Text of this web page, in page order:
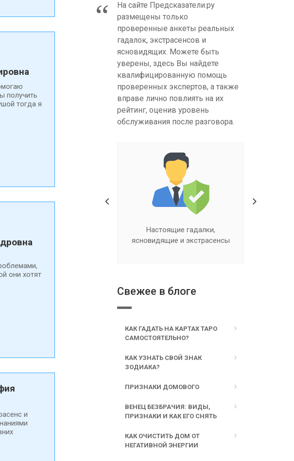
получить
тогда я
они хотят
и
На сайте Предсказатели.ру
размещены только
проверенные анкеты реальных
гадалок, экстрасенсов и
ясновидящих. Можете быть
уверены, здесь Вы найдете
квалифицированную помощь
проверенных экспертов, а также
вправе лично повлиять на их
рейтинг, оценив уровень
обслуживания после разговора.
Настоящие гадалки,
ясновидящие и экстрасенсы
Свежее в блоге
КАК ГАДАТЬ НА КАРТАХ ТАРО
САМОСТОЯТЕЛЬНО?
КАК УЗНАТЬ СВОЙ ЗНАК
ЗОДИАКА?
ПРИЗНАКИ ДОМОВОГО
ВЕНЕЦ БЕЗБРАЧИЯ: ВИДЫ,
ПРИЗНАКИ И КАК ЕГО СНЯТЬ
КАК ОЧИСТИТЬ ДОМ ОТ
НЕГАТИВНОЙ ЭНЕРГИИ